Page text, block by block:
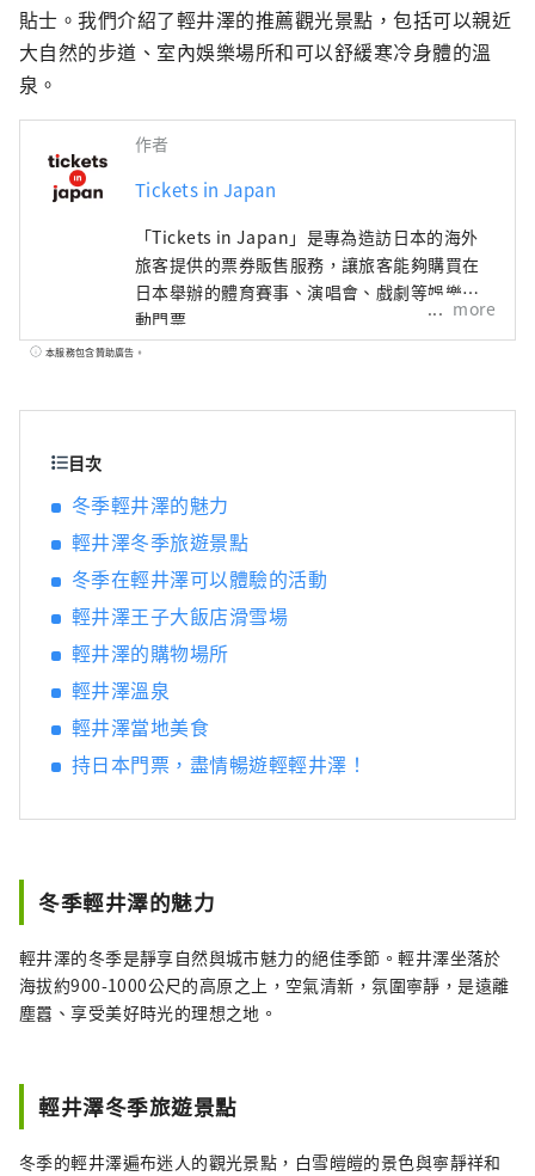
貼士。我們介紹了輕井澤的推薦觀光景點，包括可以親近
大自然的步道、室內娛樂場所和可以舒緩寒冷身體的溫
泉。
作者
Tickets in Japan
「Tickets in Japan」是專為造訪日本的海外
旅客提供的票券販售服務，讓旅客能夠購買在
日本舉辦的體育賽事、演唱會、戲劇等娛樂活
動門票
more
本服務包含贊助廣告。
目次
冬季輕井澤的魅力
輕井澤冬季旅遊景點
冬季在輕井澤可以體驗的活動
輕井澤王子大飯店滑雪場
輕井澤的購物場所
輕井澤溫泉
輕井澤當地美食
持日本門票，盡情暢遊輕輕井澤！
冬季輕井澤的魅力
輕井澤的冬季是靜享自然與城市魅力的絕佳季節。輕井澤坐落於
海拔約900-1000公尺的高原之上，空氣清新，氛圍寧靜，是遠離
塵囂、享受美好時光的理想之地。
輕井澤冬季旅遊景點
冬季的輕井澤遍布迷人的觀光景點，白雪皚皚的景色與寧靜祥和